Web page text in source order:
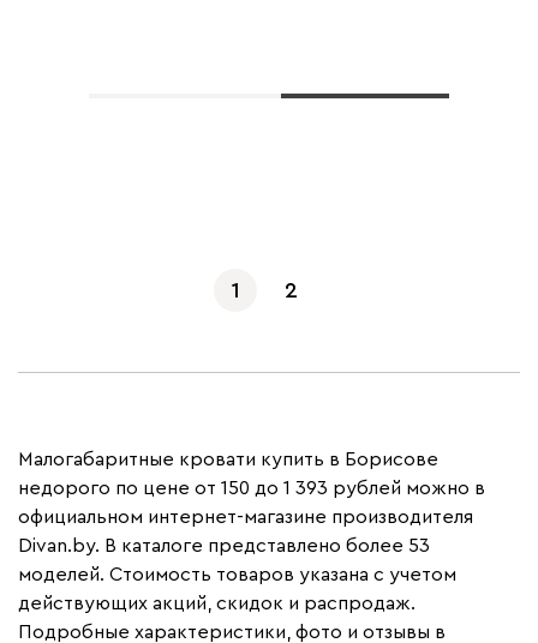
1 2
Малогабаритные кровати купить в Борисове
недорого по цене от 150 до 1 393 рублей можно в
официальном интернет-магазине производителя
Divan.by. В каталоге представлено более 53
моделей. Стоимость товаров указана с учетом
действующих акций, скидок и распродаж.
Подробные характеристики, фото и отзывы в